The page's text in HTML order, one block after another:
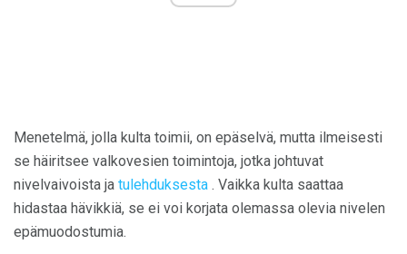
Menetelmä, jolla kulta toimii, on epäselvä, mutta ilmeisesti
se häiritsee valkovesien toimintoja, jotka johtuvat
nivelvaivoista ja tulehduksesta . Vaikka kulta saattaa
hidastaa hävikkiä, se ei voi korjata olemassa olevia nivelen
epämuodostumia.